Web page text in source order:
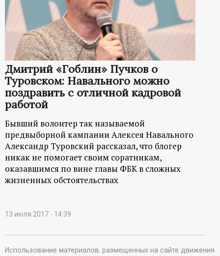
Дмитрий «Гоблин» Пучков о
Туровском: Навального можно
поздравить с отличной кадровой
работой
Бывший волонтер так называемой
предвыборной кампании Алексея Навального
Александр Туровский рассказал, что блогер
никак не помогает своим соратникам,
оказавшимся по вине главы ФБК в сложных
жизненных обстоятельствах
13 июля 2017 - 14:39
Использование материалов, размещенных на сайте движения